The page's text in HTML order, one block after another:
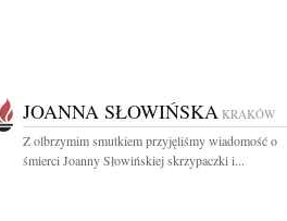
JOANNA SŁOWIŃSKA KRAKÓW
Z olbrzymim smutkiem przyjęliśmy wiadomość o
śmierci Joanny Słowińskiej skrzypaczki i...